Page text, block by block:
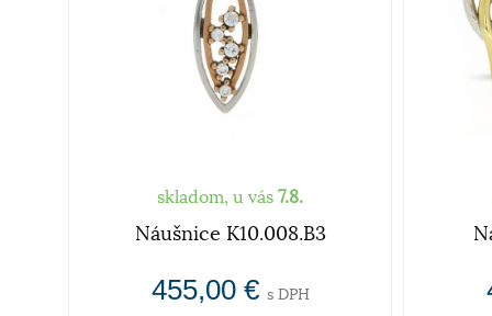
skladom, u vás 7.8.
Náušnice K10.008.B3
455,00 € s DPH